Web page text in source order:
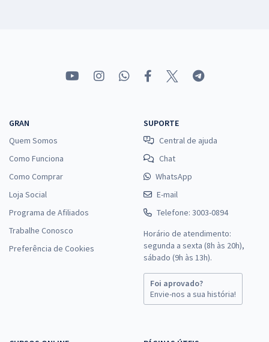
GRAN
Quem Somos
Como Funciona
Como Comprar
Loja Social
Programa de Afiliados
Trabalhe Conosco
Preferência de Cookies
SUPORTE
Central de ajuda
Chat
WhatsApp
E-mail
Telefone: 3003-0894
Horário de atendimento:
segunda a sexta (8h às 20h),
sábado (9h às 13h).
Foi aprovado?
Envie-nos a sua história!